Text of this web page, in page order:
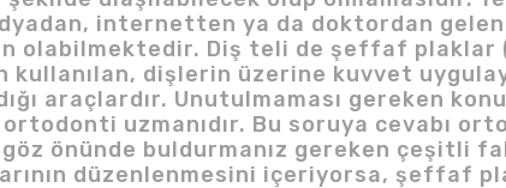
internetten ya da doktordan
olabilmektedir. Diş teli de şeffaf plaklar
dişlerin üzerine kuvvet
araçlardır. Unutulmaması gereken
uzmanıdır. Bu soruya cevabı
önünde buldurmanız gereken çeşitli
düzenlenmesini içeriyorsa, şeffaf